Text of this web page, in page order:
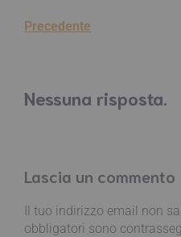
Precedente
Nessuna risposta.
Lascia un commento
Il tuo indirizzo email non
obbligatori sono